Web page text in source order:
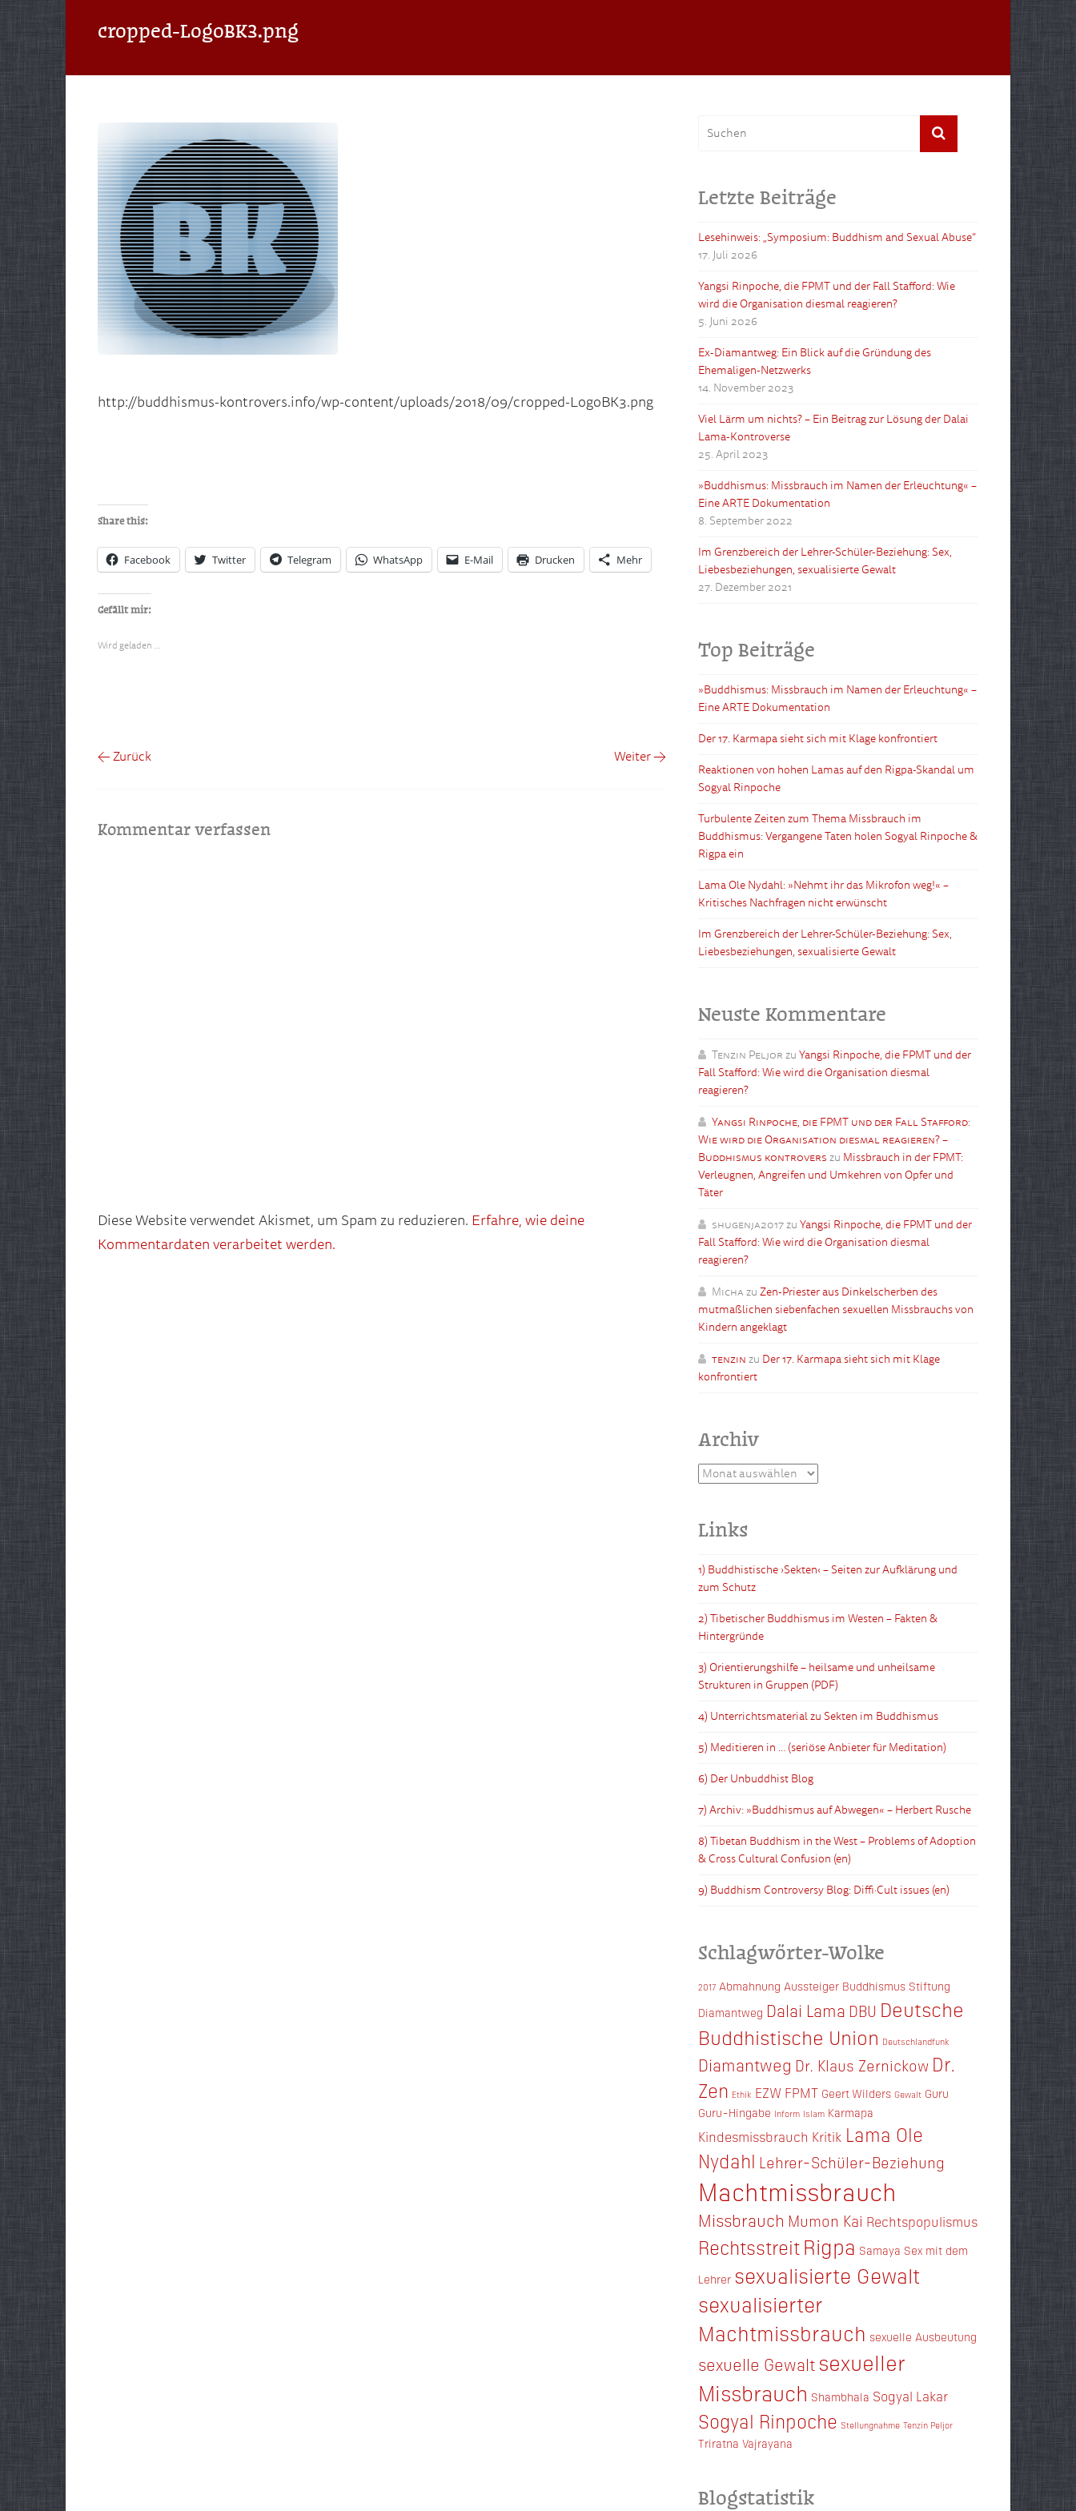
cropped-LogoBK3.png
http://buddhismus-kontrovers.info/wp-content/uploads/2018/09/cropped-LogoBK3.png
Share this:
Facebook Twitter Telegram WhatsApp E-Mail Drucken Mehr
Gefällt mir:
Wird geladen …
← Zurück Weiter →
Kommentar verfassen
Diese Website verwendet Akismet, um Spam zu reduzieren. Erfahre, wie deine
Kommentardaten verarbeitet werden.
Letzte Beiträge
Lesehinweis: „Symposium: Buddhism and Sexual Abuse“
17. Juli 2026
Yangsi Rinpoche, die FPMT und der Fall Stafford: Wie
wird die Organisation diesmal reagieren?
5. Juni 2026
Ex-Diamantweg: Ein Blick auf die Gründung des
Ehemaligen-Netzwerks
14. November 2023
Viel Lärm um nichts? – Ein Beitrag zur Lösung der Dalai
Lama-Kontroverse
25. April 2023
»Buddhismus: Missbrauch im Namen der Erleuchtung« –
Eine ARTE Dokumentation
8. September 2022
Im Grenzbereich der Lehrer-Schüler-Beziehung: Sex,
Liebesbeziehungen, sexualisierte Gewalt
27. Dezember 2021
Top Beiträge
»Buddhismus: Missbrauch im Namen der Erleuchtung« –
Eine ARTE Dokumentation
Der 17. Karmapa sieht sich mit Klage konfrontiert
Reaktionen von hohen Lamas auf den Rigpa-Skandal um
Sogyal Rinpoche
Turbulente Zeiten zum Thema Missbrauch im
Buddhismus: Vergangene Taten holen Sogyal Rinpoche &
Rigpa ein
Lama Ole Nydahl: »Nehmt ihr das Mikrofon weg!« –
Kritisches Nachfragen nicht erwünscht
Im Grenzbereich der Lehrer-Schüler-Beziehung: Sex,
Liebesbeziehungen, sexualisierte Gewalt
Neuste Kommentare
Tenzin Peljor zu Yangsi Rinpoche, die FPMT und der
Fall Stafford: Wie wird die Organisation diesmal
reagieren?
Yangsi Rinpoche, die FPMT und der Fall Stafford:
Wie wird die Organisation diesmal reagieren? –
Buddhismus kontrovers zu Missbrauch in der FPMT:
Verleugnen, Angreifen und Umkehren von Opfer und
Täter
shugenja2017zu Yangsi Rinpoche, die FPMT und der
Fall Stafford: Wie wird die Organisation diesmal
reagieren?
Micha zu Zen-Priester aus Dinkelscherben des
mutmaßlichen siebenfachen sexuellen Missbrauchs von
Kindern angeklagt
tenzin zu Der 17. Karmapa sieht sich mit Klage
konfrontiert
Archiv
Archiv
Links
1) Buddhistische ›Sekten‹ – Seiten zur Aufklärung und
zum Schutz
2) Tibetischer Buddhismus im Westen – Fakten &
Hintergründe
3) Orientierungshilfe – heilsame und unheilsame
Strukturen in Gruppen (PDF)
4) Unterrichtsmaterial zu Sekten im Buddhismus
5) Meditieren in … (seriöse Anbieter für Meditation)
6) Der Unbuddhist Blog
7) Archiv: »Buddhismus auf Abwegen« – Herbert Rusche
8) Tibetan Buddhism in the West – Problems of Adoption
& Cross Cultural Confusion (en)
9) Buddhism Controversy Blog: Diffi·Cult issues (en)
Schlagwörter-Wolke
2017 Abmahnung Aussteiger Buddhismus Stiftung
Diamantweg Dalai Lama DBU Deutsche
Buddhistische Union Deutschlandfunk
Diamantweg Dr. Klaus Zernickow Dr.
Zen Ethik EZW FPMT Geert Wilders Gewalt Guru
Guru-Hingabe Inform Islam Karmapa
Kindesmissbrauch Kritik Lama Ole
Nydahl Lehrer-Schüler-Beziehung
Machtmissbrauch
Missbrauch Mumon Kai Rechtspopulismus
Rechtsstreit Rigpa Samaya Sex mit dem
Lehrer sexualisierte Gewalt
sexualisierter
Machtmissbrauch sexuelle Ausbeutung
sexuelle Gewalt sexueller
Missbrauch Shambhala Sogyal Lakar
Sogyal Rinpoche Stellungnahme Tenzin Peljor
Triratna Vajrayana
Blogstatistik